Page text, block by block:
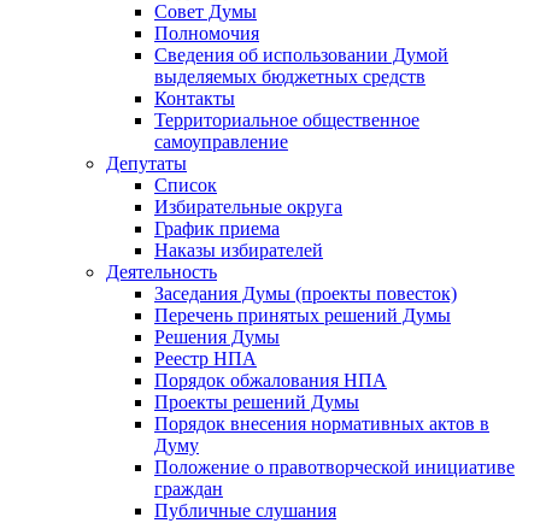
Совет Думы
Полномочия
Сведения об использовании Думой
выделяемых бюджетных средств
Контакты
Территориальное общественное
самоуправление
Депутаты
Список
Избирательные округа
График приема
Наказы избирателей
Деятельность
Заседания Думы (проекты повесток)
Перечень принятых решений Думы
Решения Думы
Реестр НПА
Порядок обжалования НПА
Проекты решений Думы
Порядок внесения нормативных актов в
Думу
Положение о правотворческой инициативе
граждан
Публичные слушания